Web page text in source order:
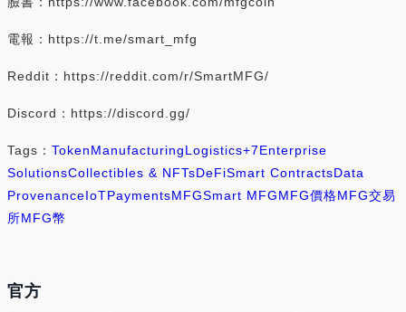
電報：https://t.me/smart_mfg
Reddit：https://reddit.com/r/SmartMFG/
Discord：https://discord.gg/
Tags： TokenManufacturingLogistics+7Enterprise
SolutionsCollectibles & NFTsDeFiSmart ContractsData
ProvenanceIoTPaymentsMFGSmart MFGMFG價格MFG交易
所MFG幣
官方